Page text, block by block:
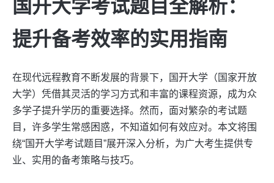
国开大学考试题目全解析：
提升备考效率的实用指南
在现代远程教育不断发展的背景下，国开大学（国家开放
大学）凭借其灵活的学习方式和丰富的课程资源，成为众
多学子提升学历的重要选择。然而，面对繁杂的考试题
目，许多学生常感困惑，不知道如何有效应对。本文将围
绕“国开大学考试题目”展开深入分析，为广大考生提供专
业、实用的备考策略与技巧。